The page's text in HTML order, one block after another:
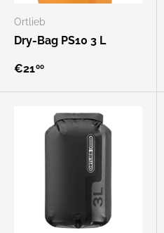
Ortlieb
Dry-Bag PS10 3 L
€2100